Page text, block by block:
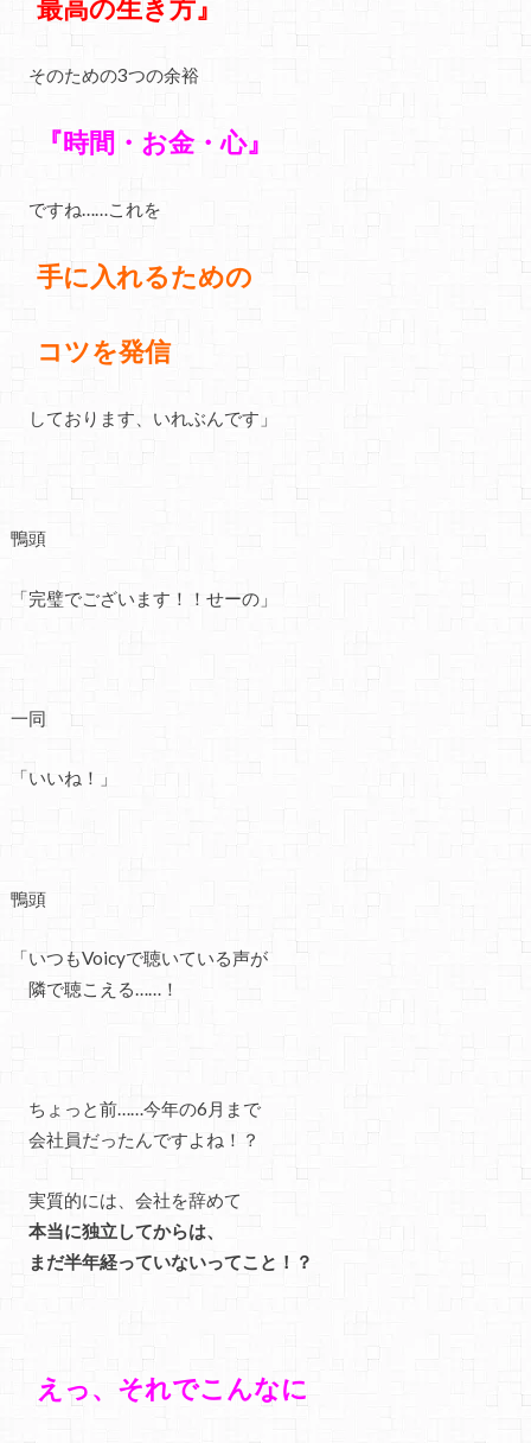
最高の生き方』
そのための3つの余裕
『時間・お金・心』
ですね……これを
手に入れるための
コツを発信
しております、いれぶんです」
鴨頭
「完璧でございます！！せーの」
一同
「いいね！」
鴨頭
「いつもVoicyで聴いている声が
隣で聴こえる……！
ちょっと前……今年の6月まで
会社員だったんですよね！？
実質的には、会社を辞めて
本当に独立してからは、
まだ半年経っていないってこと！？
えっ、それでこんなに